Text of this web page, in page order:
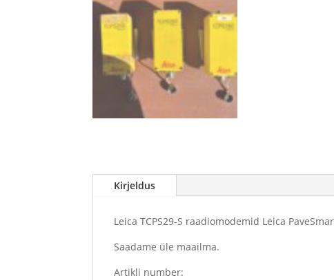
Kirjeldus
Leica TCPS29-S raadiomodemid Leica
Saadame üle maailma.
Artikli number: